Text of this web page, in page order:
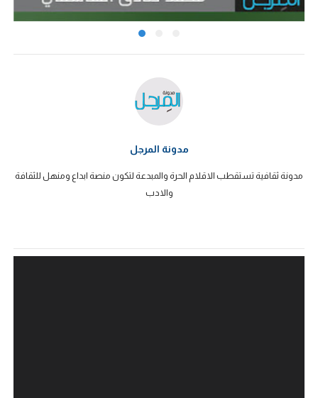
مدونة المرجل
مدونة ثقافية تستقطب الاقلام الحرة والمبدعة لتكون منصة ابداع ومنهل للثقافة
والادب